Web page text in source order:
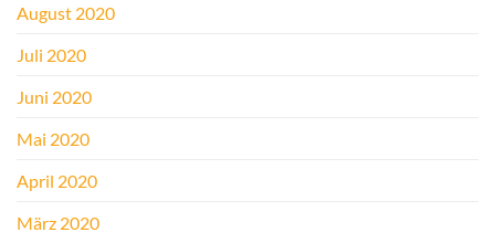
August 2020
Juli 2020
Juni 2020
Mai 2020
April 2020
März 2020